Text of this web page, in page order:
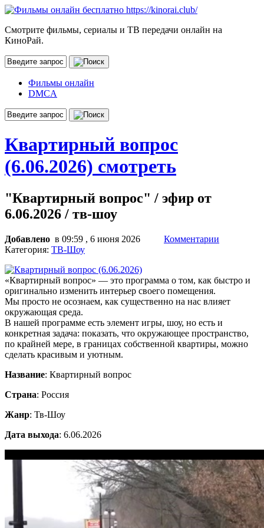
Смотрите фильмы, сериалы и ТВ передачи онлайн на
КиноРай.
Фильмы онлайн
DMCA
Квартирный вопрос
(6.06.2026) смотреть
"Квартирный вопрос" / эфир от
6.06.2026 / тв-шоу
Добавлено в 09:59 , 6 июня 2026
Комментарии
Категория: ТВ-Шоу
«Квартирный вопрос» — это программа о том, как быстро и
оригинально изменить интерьер своего помещения.
Мы просто не осознаем, как существенно на нас влияет
окружающая среда.
В нашей программе есть элемент игры, шоу, но есть и
конкретная задача: показать, что окружающее пространство,
по крайней мере, в границах собственной квартиры, можно
сделать красивым и уютным.
Название: Квартирный вопрос
Страна: Россия
Жанр: Тв-Шоу
Дата выхода: 6.06.2026